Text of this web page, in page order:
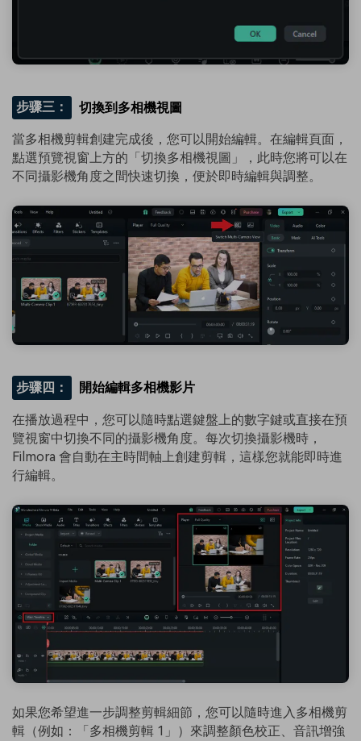
步骤三： 切換到多相機視圖
當多相機剪輯創建完成後，您可以開始編輯。在編輯頁面，
點選預覽視窗上方的「切換多相機視圖」，此時您將可以在
不同攝影機角度之間快速切換，便於即時編輯與調整。
步骤四： 開始編輯多相機影片
在播放過程中，您可以隨時點選鍵盤上的數字鍵或直接在預
覽視窗中切換不同的攝影機角度。每次切換攝影機時，
Filmora 會自動在主時間軸上創建剪輯，這樣您就能即時進
行編輯。
如果您希望進一步調整剪輯細節，您可以隨時進入多相機剪
輯（例如：「多相機剪輯 1」）來調整顏色校正、音訊增強